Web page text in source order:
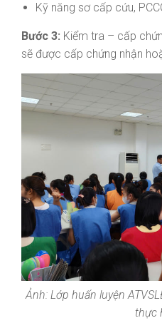
Kỹ năng sơ cấp cứu,
Bước 3: Kiểm tra – cấp
sẽ được cấp chứng nhận
Ảnh: Lớp huấn luyện
thực